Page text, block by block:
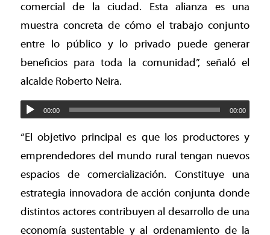
comercial de la ciudad. Esta alianza es una
muestra concreta de cómo el trabajo conjunto
entre lo público y lo privado puede generar
beneficios para toda la comunidad”, señaló el
alcalde Roberto Neira.
00:00 00:00
“El objetivo principal es que los productores y
emprendedores del mundo rural tengan nuevos
espacios de comercialización. Constituye una
estrategia innovadora de acción conjunta donde
distintos actores contribuyen al desarrollo de una
economía sustentable y al ordenamiento de la